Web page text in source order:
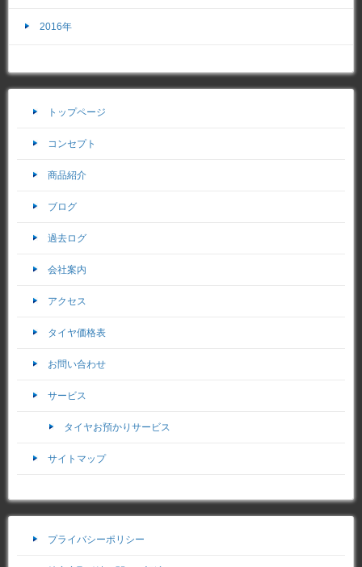
2016年
トップページ
コンセプト
商品紹介
ブログ
過去ログ
会社案内
アクセス
タイヤ価格表
お問い合わせ
サービス
タイヤお預かりサービス
サイトマップ
プライバシーポリシー